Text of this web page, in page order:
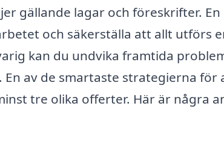
gällande lagar och föreskrifter.
och säkerställa att allt utförs
kan du undvika framtida
En av de smartaste strategierna
tre olika offerter. Här är några